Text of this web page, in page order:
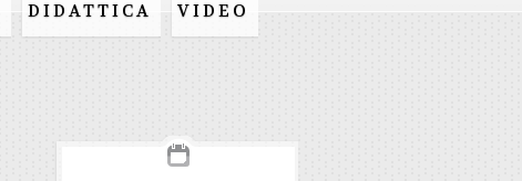
DIDATTICA VIDEO